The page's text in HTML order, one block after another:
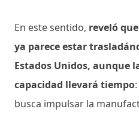
En este sentido, reveló
ya parece estar
Estados Unidos, aunque
capacidad llevará tiempo
busca impulsar la